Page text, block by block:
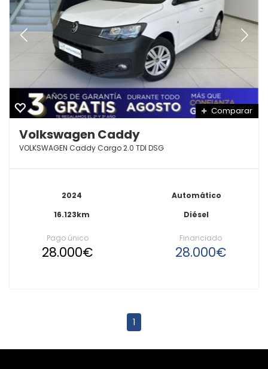
Comparar
Volkswagen Caddy
VOLKSWAGEN Caddy Cargo 2.0 TDI DSG
2024
16.123km
Automático
Diésel
Pago único
28.000€
Financiado
28.000€
1